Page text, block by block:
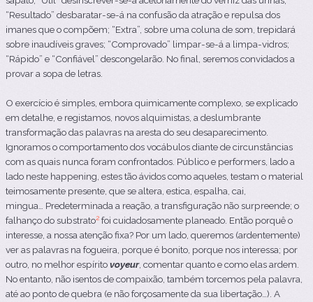
“Resultado” desbaratar-se-á na confusão da atração e repulsa dos
imanes que o compõem; “Extra”, sobre uma coluna de som, trepidará
sobre inaudíveis graves; “Comprovado” limpar-se-á a limpa-vidros;
“Rápido” e “Confiável” descongelarão. No final, seremos convidados a
provar a sopa de letras.
O exercício é simples, embora quimicamente complexo, se explicado
em detalhe, e registamos, novos alquimistas, a deslumbrante
transformação das palavras na aresta do seu desaparecimento.
Ignoramos o comportamento dos vocábulos diante de circunstâncias
com as quais nunca foram confrontados. Público e performers, lado a
lado neste happening, estes tão ávidos como aqueles, testam o material
teimosamente presente, que se altera, estica, espalha, cai,
mingua… Predeterminada a reação, a transfiguração não surpreende; o
falhanço do substrato2 foi cuidadosamente planeado. Então porquê o
interesse, a nossa atenção fixa? Por um lado, queremos (ardentemente)
ver as palavras na fogueira, porque é bonito, porque nos interessa; por
outro, no melhor espíritovoyeur, comentar quanto e como elas ardem.
No entanto, não isentos de compaixão, também torcemos pela palavra,
até ao ponto de quebra (e não forçosamente da sua libertação…). A